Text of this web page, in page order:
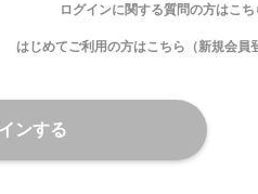
ログインに関する質問の方はこち
はじめてご利用の方はこちら（新規会員
ンする